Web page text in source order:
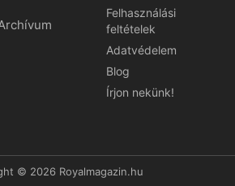
Felhasználási
feltételek
Adatvédelem
Blog
Írjon nekünk!
© 2026 Royalmagazin.hu